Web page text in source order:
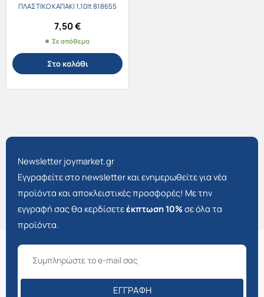
ΠΛΑΣΤΙΚΟ ΚΑΠΑΚΙ 1,10lt 818655
7,50€
Σε απόθεμα
Στο καλάθι
Newsletter joymarket.gr
Εγγραφείτε στο newsletter και ενημερωθείτε για νέα
προϊόντα και αποκλειστικές προσφορές! Με την
εγγραφή σας θα κερδίσετεέκπτωση 10%σε όλα τα
προϊόντα.
ΕΓΓΡΑΦΉ